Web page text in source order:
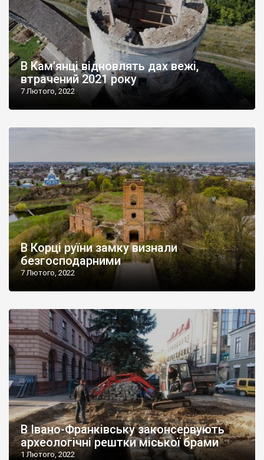
В Кам’янці відновлять дах вежі,
втрачений 2021 року
7 Лютого, 2022
В Корці руїни замку визнали
безгосподарними
7 Лютого, 2022
В Івано-Франківську законсервують
археологічні рештки міської брами
1 Лютого, 2022